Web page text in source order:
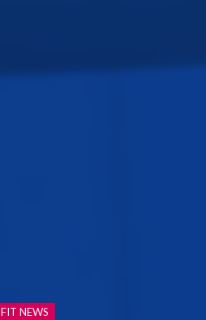
CATEGORIA:
FIT NEWS